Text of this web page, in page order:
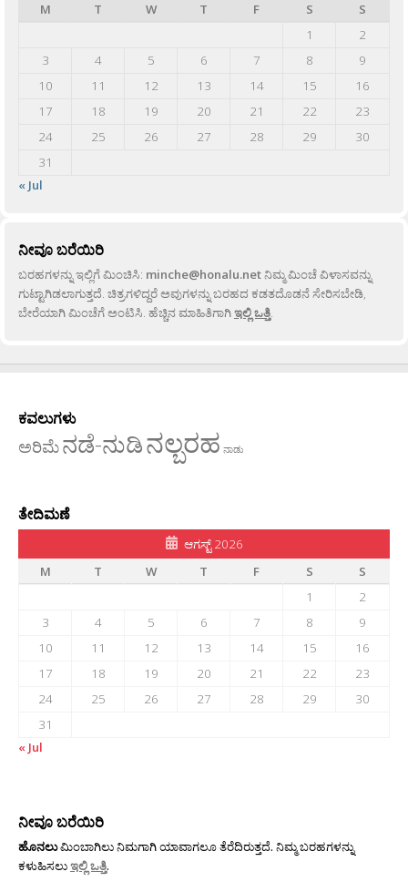
M
T W T F S
S
1
2
3
4 5 6 7 8
9
10
11 12 13 14 15
16
17
18 19 20 21 22
23
24
25 26 27 28 29
30
31
« Jul
ನೀವೂ ಬರೆಯಿರಿ
ಬರಹಗಳನ್ನು ಇಲ್ಲಿಗೆ ಮಿಂಚಿಸಿ: minche@honalu.netನಿಮ್ಮ ಮಿಂಚೆ ವಿಳಾಸವನ್ನು
ಗುಟ್ಟಾಗಿಡಲಾಗುತ್ತದೆ. ಚಿತ್ರಗಳಿದ್ದರೆ ಅವುಗಳನ್ನು ಬರಹದ ಕಡತದೊಡನೆ ಸೇರಿಸಬೇಡಿ,
ಬೇರೆಯಾಗಿ ಮಿಂಚೆಗೆ ಅಂಟಿಸಿ. ಹೆಚ್ಚಿನ ಮಾಹಿತಿಗಾಗಿಇಲ್ಲಿ ಒತ್ತಿ.
ಕವಲುಗಳು
ಅರಿಮೆನಡೆ-ನುಡಿನಲ್ಬರಹ ನಾಡು
ತೇದಿಮಣೆ
ಆಗಸ್ಟ್ 2026
M
T W T F S
S
1
2
3
4 5 6 7 8
9
10
11 12 13 14 15
16
17
18 19 20 21 22
23
24
25 26 27 28 29
30
31
« Jul
ನೀವೂ ಬರೆಯಿರಿ
ಹೊನಲುಮಿಂಬಾಗಿಲು ನಿಮಗಾಗಿ ಯಾವಾಗಲೂ ತೆರೆದಿರುತ್ತದೆ. ನಿಮ್ಮ ಬರಹಗಳನ್ನು
ಕಳುಹಿಸಲುಇಲ್ಲಿ ಒತ್ತಿ.